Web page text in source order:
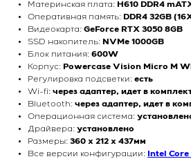
Материнская плата: H610 DDR4
Оперативная память: DDR4 32GB
Видеокарта: GeForce RTX 3050 8GB
SSD накопитель: NVMe 1000GB
Блок питания: 600W
Корпус: Powercase Vision Micro M
Регулировка подсветки: есть
Wi-fi: через адаптер, идет в
Bluetooth: через адаптер, идет в
Операционная система:
Драйвера: установлено
Размеры: 360 x 212 x 437мм
Все версии конфигурации: Intel